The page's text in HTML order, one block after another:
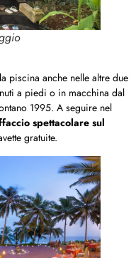
piscina anche nelle altre due
a piedi o in macchina dal
1995. A seguire nel
spettacolare sul
gratuite.